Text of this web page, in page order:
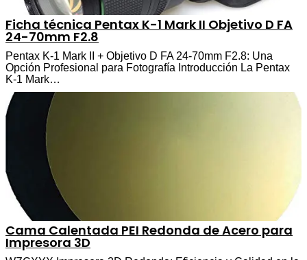
Ficha técnica Pentax K-1 Mark II Objetivo D FA
24-70mm F2.8
Pentax K-1 Mark II + Objetivo D FA 24-70mm F2.8: Una
Opción Profesional para Fotografía Introducción La Pentax
K-1 Mark…
Cama Calentada PEI Redonda de Acero para
Impresora 3D